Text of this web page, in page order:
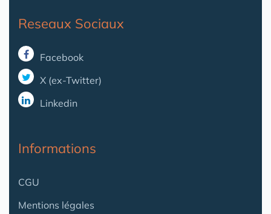
Reseaux Sociaux
Facebook
X (ex-Twitter)
Linkedin
Informations
CGU
Mentions légales